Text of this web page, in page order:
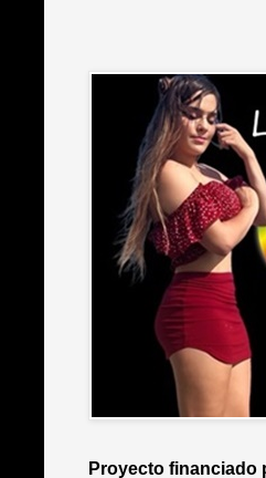
Proyecto financiado